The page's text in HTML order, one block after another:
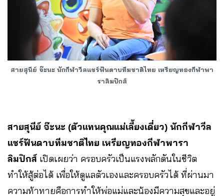
สายสุนีย์ จ๊ะนะ นักกีฬาวีลแชร์ฟันดาบทีมชาติไทย เหรียญทองกีฬาพา
ราลิมปิกส์
สายสุนีย์ จ๊ะนะ (ตัวแทนคุณแม่เลี้ยงเดี่ยว) นักกีฬาวีล
แชร์ฟันดาบทีมชาติไทย เหรียญทองกีฬาพารา
ลิมปิกส์ เปิดเผยว่า ครอบครัวเป็นแรงพลักดันในชีวิต
ทำให้สู้ต่อได้ เพื่อให้ดูแลตัวเองและครอบครัวได้ ที่ผ่านมา
ความท้าทายคือการทำให้พ่อแม่และน้องมีความสุขและอยู่